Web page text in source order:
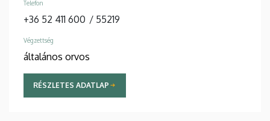
Telefon
+36 52 411 600 / 55219
Végzettség
általános orvos
RÉSZLETES ADATLAP